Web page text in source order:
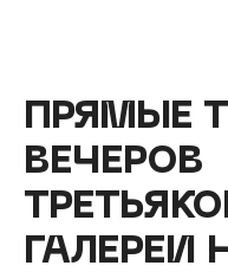
ПРЯМЫЕ
ВЕЧЕРОВ
ГАЛЕРЕИ